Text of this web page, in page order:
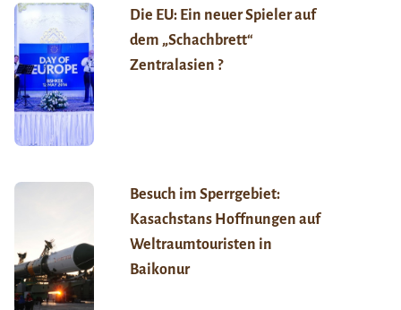
Die EU: Ein neuer Spieler auf
dem „Schachbrett“
Zentralasien ?
Besuch im Sperrgebiet:
Kasachstans Hoffnungen auf
Weltraumtouristen in
Baikonur